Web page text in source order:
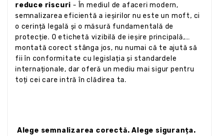
reduce riscuri - În mediul de afaceri modern,
semnalizarea eficientă a ieșirilor nu este un moft, ci
o cerință legală și o măsură fundamentală de
protecție. O etichetă vizibilă de ieșire principală,
montată corect stânga jos, nu numai că te ajută să
fii în conformitate cu legislația și standardele
internaționale, dar oferă un mediu mai sigur pentru
toți cei care intră în clădirea ta.
Alege semnalizarea corectă. Alege siguranța.